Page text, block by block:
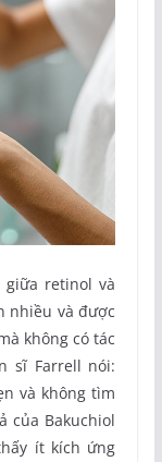
giữa retinol và
nhiều và được
không có tác
sĩ Farrell nói:
và không tìm
của Bakuchiol
ít kích ứng